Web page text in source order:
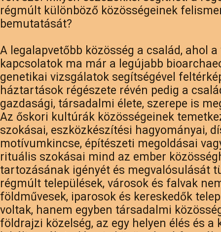
régmúlt különböző közösségeinek
bemutatását?
A legalapvetőbb közösség a család, ahol a
kapcsolatok ma már a legújabb
genetikai vizsgálatok segítségével
háztartások régészete révén pedig a
gazdasági, társadalmi élete, szerepe is
Az őskori kultúrák közösségeinek
szokásai, eszközkészítési hagyományai,
motívumkincse, építészeti megoldásai
rituális szokásai mind az ember
tartozásának igényét és megvalósulását
régmúlt települések, városok és falvak
földművesek, iparosok és kereskedők
voltak, hanem egyben társadalmi
földrajzi közelség, az egy helyen élés és a